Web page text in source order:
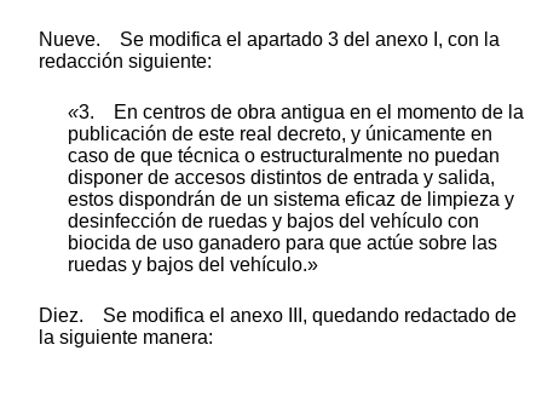
Nueve. Se modifica el apartado 3 del anexo I, con la
redacción siguiente:
«3. En centros de obra antigua en el momento de la
publicación de este real decreto, y únicamente en
caso de que técnica o estructuralmente no puedan
disponer de accesos distintos de entrada y salida,
estos dispondrán de un sistema eficaz de limpieza y
desinfección de ruedas y bajos del vehículo con
biocida de uso ganadero para que actúe sobre las
ruedas y bajos del vehículo.»
Diez. Se modifica el anexo III, quedando redactado de
la siguiente manera: